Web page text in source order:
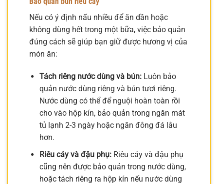
Nếu có ý định nấu nhiều để ăn dần hoặc
không dùng hết trong một bữa, việc bảo quản
đúng cách sẽ giúp bạn giữ được hương vị của
món ăn:
Tách riêng nước dùng và bún:Luôn bảo
quản nước dùng riêng và bún tươi riêng.
Nước dùng có thể để nguội hoàn toàn rồi
cho vào hộp kín, bảo quản trong ngăn mát
tủ lạnh 2-3 ngày hoặc ngăn đông đá lâu
hơn.
Riêu cáy và đậu phụ:Riêu cáy và đậu phụ
cũng nên được bảo quản trong nước dùng,
hoặc tách riêng ra hộp kín nếu nước dùng